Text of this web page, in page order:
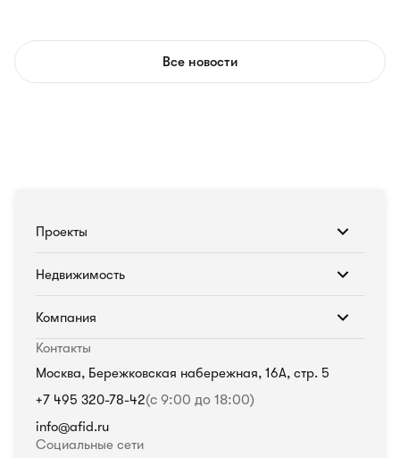
Все новости
Проекты
Недвижимость
Компания
Контакты
Москва, Бережковская набережная, 16А, стр. 5
+7 495 320-78-42(с 9:00 до 18:00)
info@afid.ru
Социальные сети